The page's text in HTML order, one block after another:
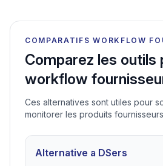
COMPARATIFS WORKFLOW
Comparez les outils
workflow
Ces alternatives sont utiles pour
monitorer les produits
Alternative a DSers